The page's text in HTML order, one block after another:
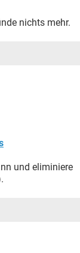
nichts mehr.
und eliminiere